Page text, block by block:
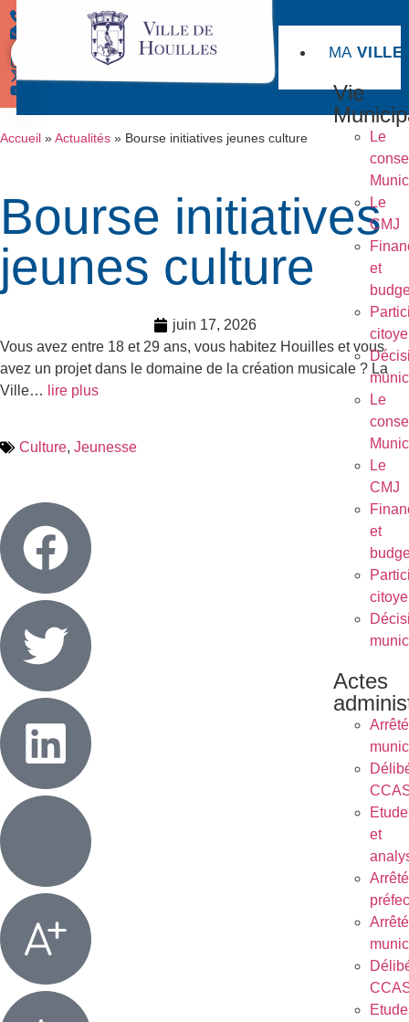
Démarches MAVILLE
Vie
Le
Le
CMJ
et
Le
Le
CMJ
et
Actes
et
Accueil » Actualités » Bourse initiatives jeunes culture
Bourse initiatives
jeunes culture
juin 17, 2026
Vous avez entre 18 et 29 ans, vous habitez Houilles et vous
avez un projet dans le domaine de la création musicale ? La
Ville…
lire plus
Culture, Jeunesse